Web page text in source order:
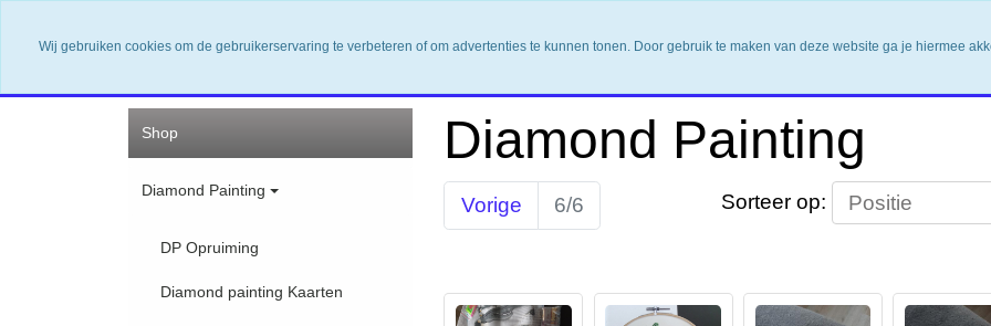
Home Nieuwsbrief Contact Shop
Shop
Diamond Painting
DP Opruiming
Diamond painting Kaarten
Diamond Painting
Sorteer op:
Vorige 6/6
Wij gebruiken cookies om de gebruikerservaring te verbeteren of om advertenties te kunnen tonen. Door gebruik te maken van deze website ga je hiermee